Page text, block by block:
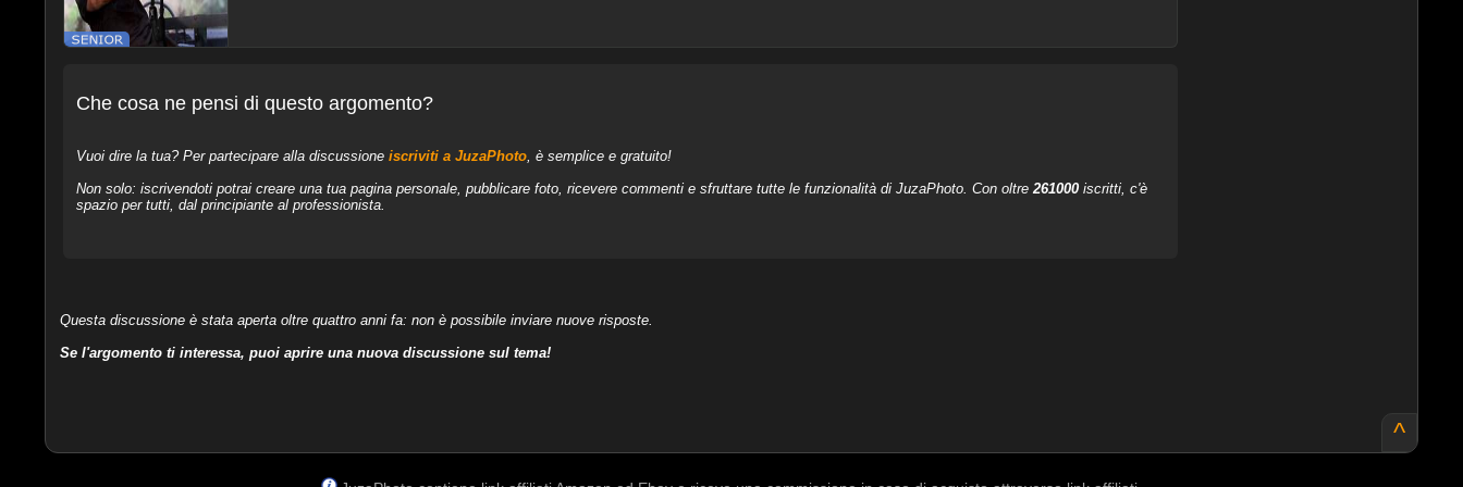
Che cosa ne pensi di questo argomento?
Vuoi dire la tua? Per partecipare alla discussione iscriviti a JuzaPhoto, è semplice e gratuito!
Non solo: iscrivendoti potrai creare una tua pagina personale, pubblicare foto, ricevere commenti e sfruttare tutte le funzionalità di JuzaPhoto. Con oltre261000iscritti, c'è
spazio per tutti, dal principiante al professionista.
Questa discussione è stata aperta oltre quattro anni fa: non è possibile inviare nuove risposte.
Se l'argomento ti interessa, puoi aprire una nuova discussione sul tema!
^